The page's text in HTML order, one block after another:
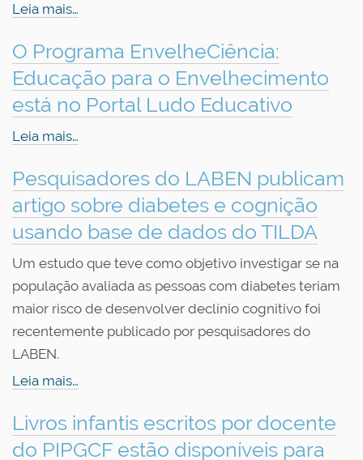
Leia mais…
O Programa EnvelheCiência:
Educação para o Envelhecimento
está no Portal Ludo Educativo
Leia mais…
Pesquisadores do LABEN publicam
artigo sobre diabetes e cognição
usando base de dados do TILDA
Um estudo que teve como objetivo investigar se na
população avaliada as pessoas com diabetes teriam
maior risco de desenvolver declínio cognitivo foi
recentemente publicado por pesquisadores do
LABEN.
Leia mais…
Livros infantis escritos por docente
do PIPGCF estão disponíveis para